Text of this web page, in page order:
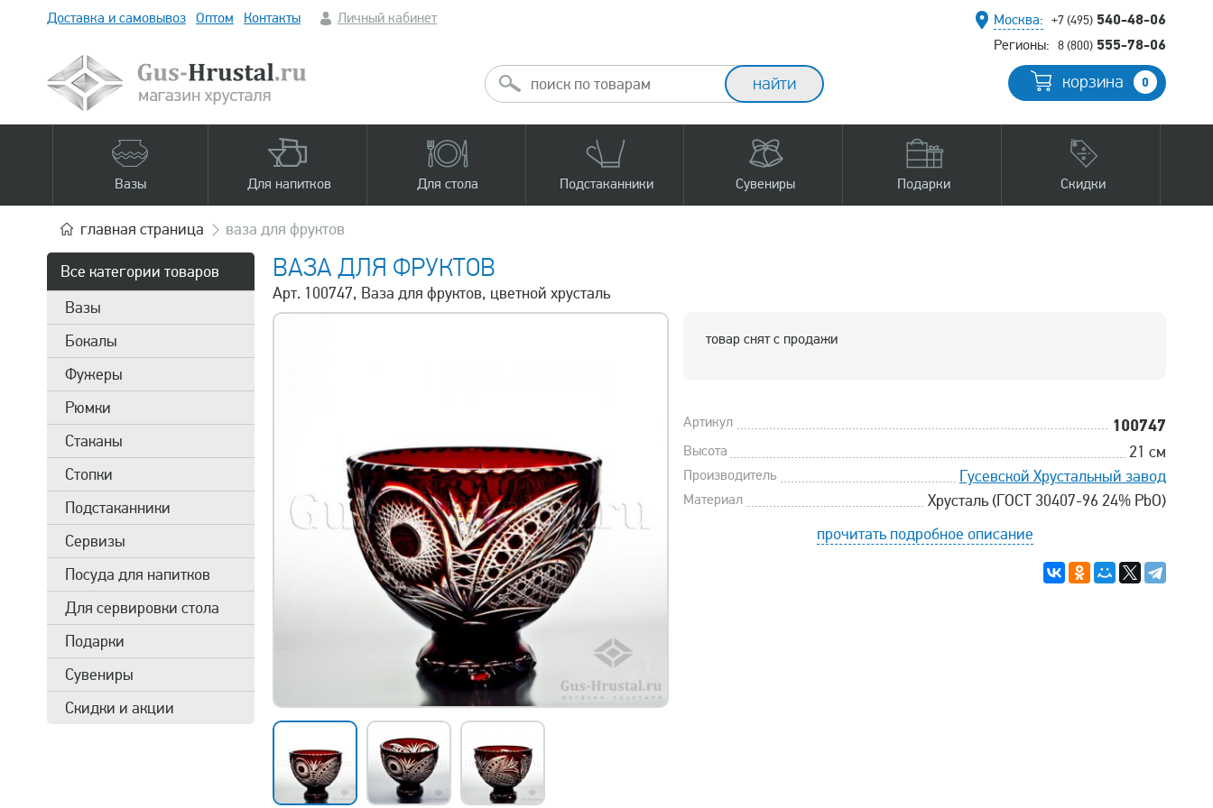
Доставка и самовывоз Оптом Контакты Личный кабинет Москва: +7 (495) 540-48-06
Регионы: 8 (800) 555-78-06
корзина 0
Вазы Для напитков Для стола Подстаканники Сувениры Подарки Скидки
главная страница ваза для фруктов
Все категории товаров
Вазы
Бокалы
Фужеры
Рюмки
Стаканы
Стопки
Подстаканники
Сервизы
Посуда для напитков
Для сервировки стола
Подарки
Сувениры
Скидки и акции
ВАЗА ДЛЯ ФРУКТОВ
Арт. 100747, Ваза для фруктов, цветной хрусталь
товар снят с продажи
Артикул 100747
Высота 21 см
Производитель Гусевской Хрустальный завод
Материал
Хрусталь (ГОСТ 30407-96 24% PbO)
прочитать подробное описание